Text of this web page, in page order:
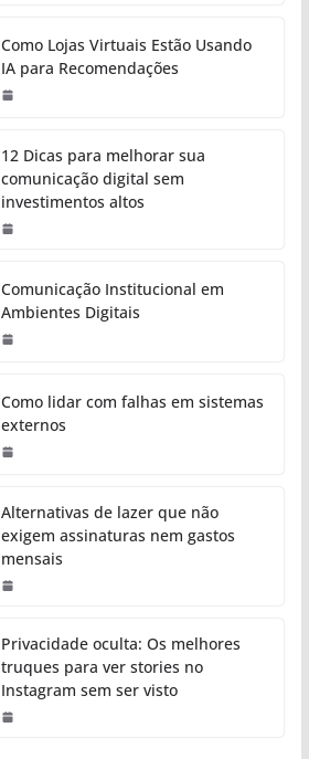
Como Lojas Virtuais Estão Usando
IA para Recomendações
12 Dicas para melhorar sua
comunicação digital sem
investimentos altos
Comunicação Institucional em
Ambientes Digitais
Como lidar com falhas em sistemas
externos
Alternativas de lazer que não
exigem assinaturas nem gastos
mensais
Privacidade oculta: Os melhores
truques para ver stories no
Instagram sem ser visto